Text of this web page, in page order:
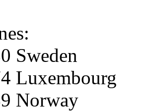
Sweden
Luxembourg
Norway